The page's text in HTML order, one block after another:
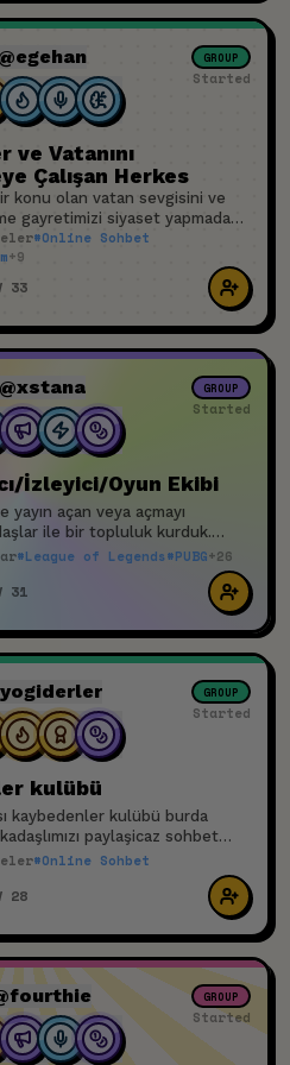
@egehan GROUP
Started
ve Vatanını
Çalışan Herkes
konu olan vatan sevgisini ve
gayretimizi siyaset yapmadan
Birbirimize katkıda bulunalım.
şeyleri paylaşalım.
bakalım. Tüm bunları da huzur
kardeşçe, insanca ve
#Online Sohbet
+9
33
@xstana GROUP
Started
İzleyici/Oyun Ekibi
yayın açan veya açmayı
ile bir topluluk kurduk.
olmak zorunda değilsin
#League of Legends#PUBG+26
31
GROUP
Started
kulübü
kaybedenler kulübü burda
paylaşicaz sohbet
#Online Sohbet
28
GROUP
Started